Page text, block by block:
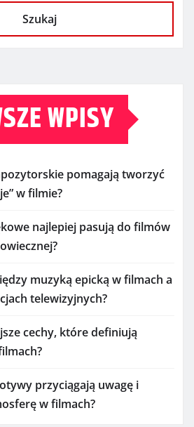
Szukaj
WPISY
pomagają tworzyć
w filmie?
najlepiej pasują do filmów
muzyką epicką w filmach a
telewizyjnych?
cechy, które definiują
przyciągają uwagę i
w filmach?